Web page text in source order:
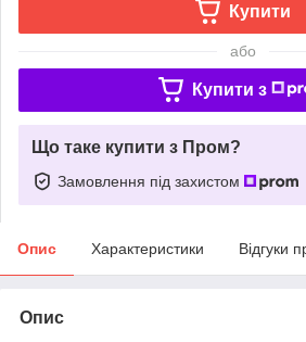
Купити
або
Купити з
Що таке купити з Пром?
Замовлення під захистом
Опис Характеристики Відгуки
Опис